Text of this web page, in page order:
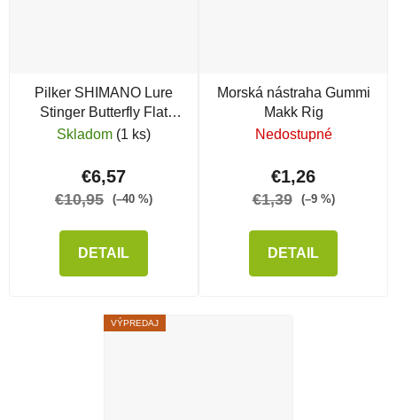
Pilker SHIMANO Lure
Stinger Butterfly Flat
Light, Orange
Skladom (1 ks)
€6,57
€10,95 (–40 %)
DETAIL
Morská nástraha Gummi
Makk Rig
Nedostupné
€1,26
€1,39 (–9 %)
DETAIL
VÝPREDAJ